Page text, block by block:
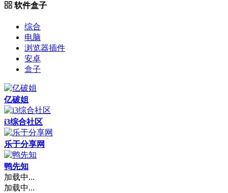
软件盒子
综合
电脑
浏览器插件
安卓
盒子
亿破姐
i3综合社区
乐于分享网
鸭先知
加载中...
加载中...